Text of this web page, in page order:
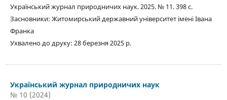
Український журнал природничих наук. 2025. № 11. 398 с.
Засновники: Житомирський державний університет імені Івана
Франка
Ухвалено до друку: 28 березня 2025 р.
Український журнал природничих наук
№ 10 (2024)